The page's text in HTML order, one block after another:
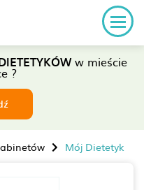
w mieście
?
Mój Dietetyk